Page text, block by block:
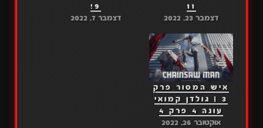
11
דצמבר 23, 2022
9!
דצמבר 7, 2022
איש המסור פרק
3 | גולדן קמואי
עונה 4 פרק 4
אוקטובר 26, 2022